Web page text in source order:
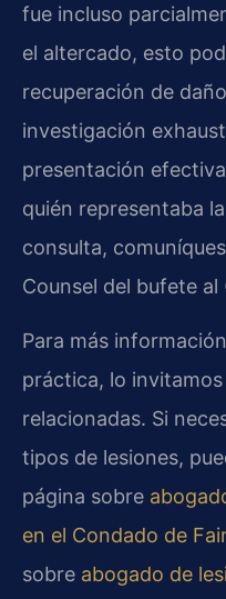
fue incluso
el altercado, esto
recuperación de
investigación
presentación
quién representaba
consulta,
Counsel del bufete al
Para más
práctica, lo
relacionadas. Si
tipos de lesiones,
página sobre
en el Condado de
sobre abogado de